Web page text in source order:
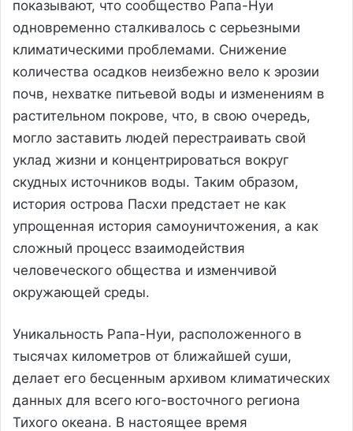
показывают, что сообщество Рапа-Нуи
одновременно сталкивалось с серьезными
климатическими проблемами. Снижение
количества осадков неизбежно вело к эрозии
почв, нехватке питьевой воды и изменениям в
растительном покрове, что, в свою очередь,
могло заставить людей перестраивать свой
уклад жизни и концентрироваться вокруг
скудных источников воды. Таким образом,
история острова Пасхи предстает не как
упрощенная история самоуничтожения, а как
сложный процесс взаимодействия
человеческого общества и изменчивой
окружающей среды.
Уникальность Рапа-Нуи, расположенного в
тысячах километров от ближайшей суши,
делает его бесценным архивом климатических
данных для всего юго-восточного региона
Тихого океана. В настоящее время